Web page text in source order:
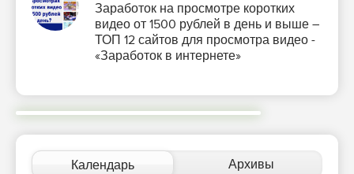
Заработок на просмотре коротких
видео от 1500 рублей в день и выше –
ТОП 12 сайтов для просмотра видео -
«Заработок в интернете»
Календарь Архивы